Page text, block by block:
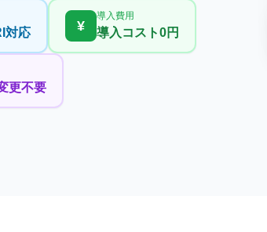
対応 ¥
導入費用
導入コスト0円
更不要